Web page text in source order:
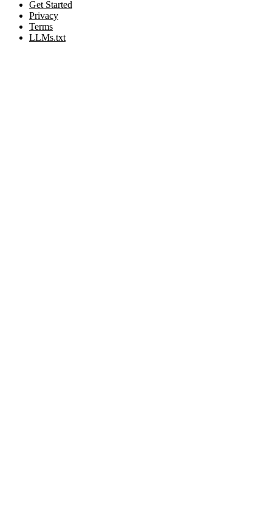
Get Started
Privacy
Terms
LLMs.txt